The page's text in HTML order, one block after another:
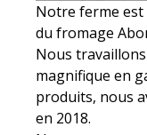
Notre ferme est
du fromage
Nous
magnifique en
produits, nous
en 2018.